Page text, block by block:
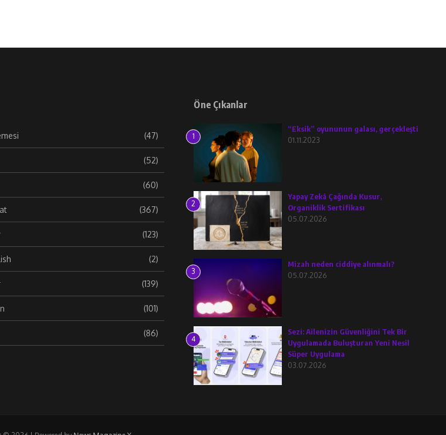
(47)
(52)
(60)
(367)
(123)
(2)
(139)
(101)
(86)
Öne Çıkanlar
1
“Eksik” oyununun galası, gerçekleşti
01.11.2023
2
Yapay Zekâ Çağında Kusur,
Organiklik Sertifikası
05.07.2026
3
Mizah neden ciddiye alınmalı?
05.07.2026
4
Sezi: Ailenizin Güvenliğini Tek Bir
Uygulamada Buluşturan Yeni Nesil
Süper Uygulama
03.07.2026